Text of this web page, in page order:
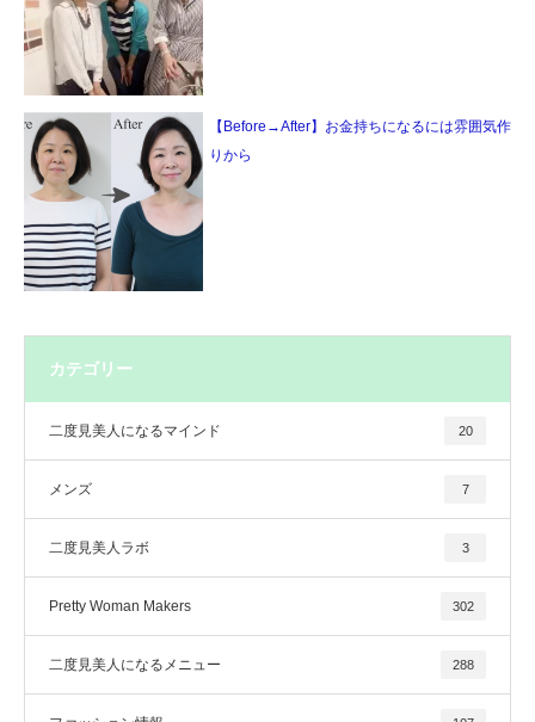
【Before→After】お金持ちになるには雰囲気作
りから
カテゴリー
二度見美人になるマインド 20
メンズ 7
二度見美人ラボ 3
Pretty Woman Makers 302
二度見美人になるメニュー 288